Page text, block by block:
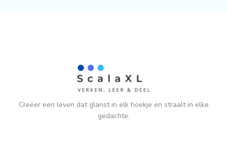
Creëer een leven dat glanst in elk hoekje en straalt in elke
gedachte.